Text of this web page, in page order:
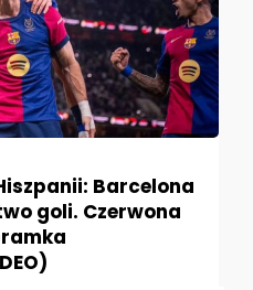
Barcelona
goli. Czerwona